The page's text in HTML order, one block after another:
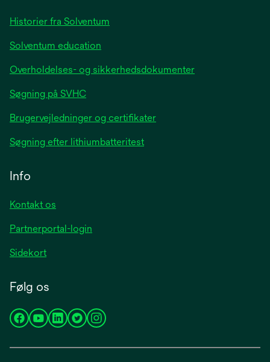
tab
Historier fra Solventum
Solventum education
Overholdelses- og sikkerhedsdokumenter
Søgning på SVHC
Brugervejledninger og certifikater
Søgning efter lithiumbatteritest
Info
Kontakt os
Partnerportal-login
Sidekort
Følg os
opensopensopensopensopens